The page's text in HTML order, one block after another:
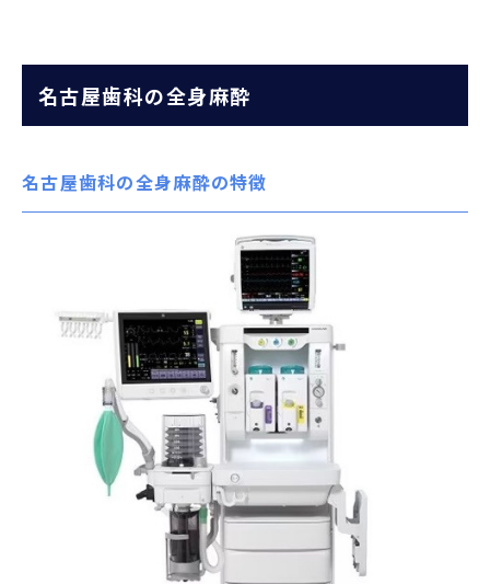
名古屋歯科の全身麻酔
名古屋歯科の全身麻酔の特徴